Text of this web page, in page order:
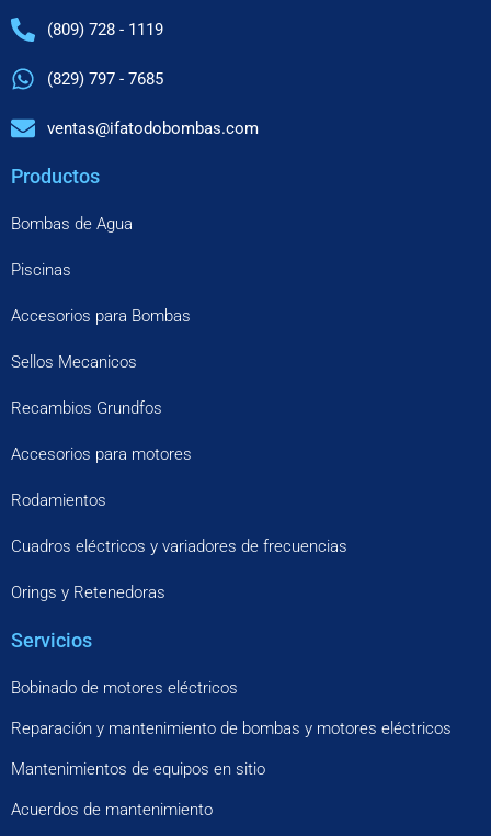
(809) 728 - 1119
(829) 797 - 7685
ventas@ifatodobombas.com
Productos
Bombas de Agua
Piscinas
Accesorios para Bombas
Sellos Mecanicos
Recambios Grundfos
Accesorios para motores
Rodamientos
Cuadros eléctricos y variadores de frecuencias
Orings y Retenedoras
Servicios
Bobinado de motores eléctricos
Reparación y mantenimiento de bombas y motores eléctricos
Mantenimientos de equipos en sitio
Acuerdos de mantenimiento